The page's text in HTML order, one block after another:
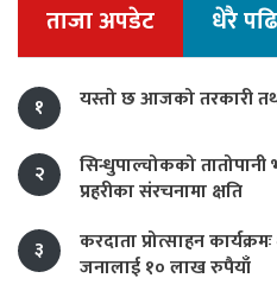
ताजा अपडेट धेरै
१ यस्तो छ आजको तरकारी
२
सिन्धुपाल्चोकको तातोपानी
प्रहरीका संरचनामा क्षति
३
करदाता प्रोत्साहन
जनालाई १० लाख रुपैयाँ